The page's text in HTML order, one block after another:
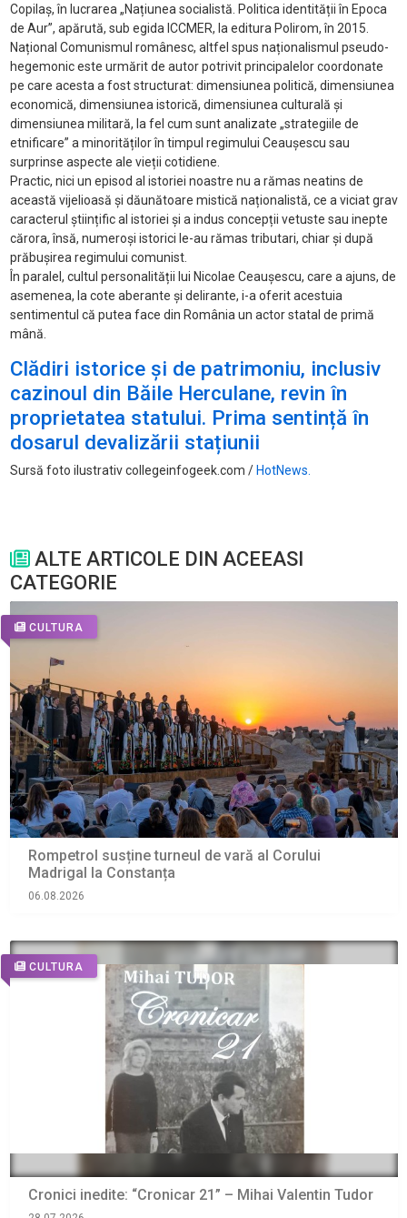
Copilaș, în lucrarea „Națiunea socialistă. Politica identității în Epoca
de Aur”, apărută, sub egida ICCMER, la editura Polirom, în 2015.
Național Comunismul românesc, altfel spus naționalismul pseudo-
hegemonic este urmărit de autor potrivit principalelor coordonate
pe care acesta a fost structurat: dimensiunea politică, dimensiunea
economică, dimensiunea istorică, dimensiunea culturală și
dimensiunea militară, la fel cum sunt analizate „strategiile de
etnificare” a minorităților în timpul regimului Ceaușescu sau
surprinse aspecte ale vieții cotidiene.
Practic, nici un episod al istoriei noastre nu a rămas neatins de
această vijelioasă și dăunătoare mistică naționalistă, ce a viciat grav
caracterul științific al istoriei și a indus concepții vetuste sau inepte
cărora, însă, numeroși istorici le-au rămas tributari, chiar și după
prăbușirea regimului comunist.
În paralel, cultul personalității lui Nicolae Ceaușescu, care a ajuns, de
asemenea, la cote aberante și delirante, i-a oferit acestuia
sentimentul că putea face din România un actor statal de primă
mână.
Clădiri istorice și de patrimoniu, inclusiv
cazinoul din Băile Herculane, revin în
proprietatea statului. Prima sentință în
dosarul devalizării stațiunii
Sursă foto ilustrativ collegeinfogeek.com / HotNews.
ALTE ARTICOLE DIN ACEEASI
CATEGORIE
CULTURA
Rompetrol susține turneul de vară al Corului
Madrigal la Constanța
06.08.2026
CULTURA
Cronici inedite: “Cronicar 21” – Mihai Valentin Tudor